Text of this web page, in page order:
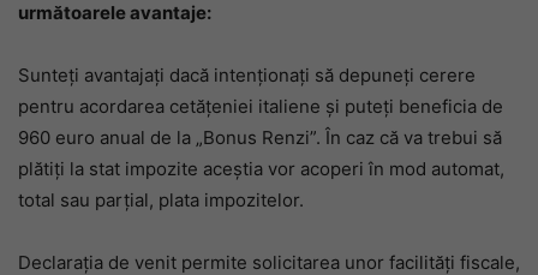
următoarele avantaje:
Sunteți avantajați dacă intenționați să depuneți cerere
pentru acordarea cetățeniei italiene și puteți beneficia de
960 euro anual de la „Bonus Renzi”. În caz că va trebui să
plătiți la stat impozite aceștia vor acoperi în mod automat,
total sau parțial, plata impozitelor.
Declarația de venit permite solicitarea unor facilități fiscale,